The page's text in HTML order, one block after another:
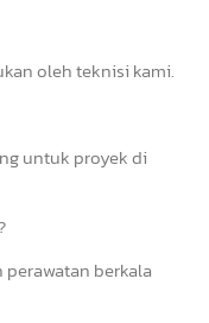
oleh teknisi kami.
untuk proyek di
berkala